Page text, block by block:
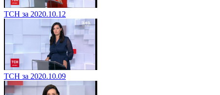
ТСН за 2020.10.12
ТСН за 2020.10.09